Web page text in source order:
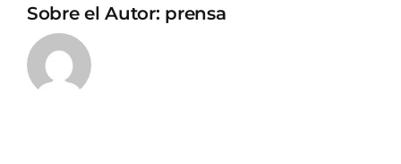
Sobre el Autor: prensa